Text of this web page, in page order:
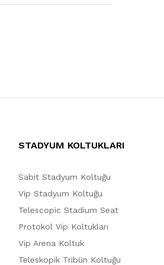
STADYUM KOLTUKLARI
Sabit Stadyum Koltuğu
Vip Stadyum Koltuğu
Telescopic Stadium Seat
Protokol Vip Koltukları
Vip Arena Koltuk
Teleskopik Tribün Koltuğu